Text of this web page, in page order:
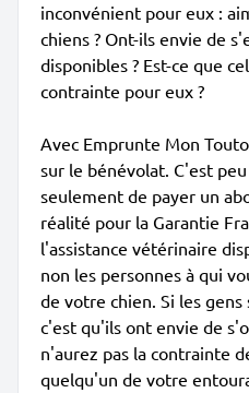
inconvénient pour eux :
chiens ? Ont-ils envie de
disponibles ? Est-ce que
contrainte pour eux ?
Avec Emprunte Mon
sur le bénévolat. C'est
seulement de payer un
réalité pour la Garantie
l'assistance vétérinaire
non les personnes à qui
de votre chien. Si les
c'est qu'ils ont envie de
n'aurez pas la contrainte
quelqu'un de votre